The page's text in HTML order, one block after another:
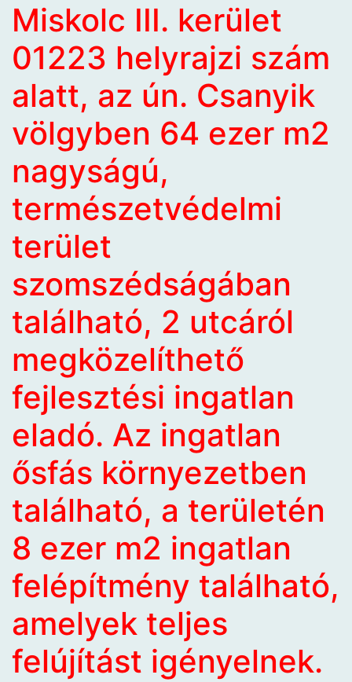
Miskolc III. kerület
01223 helyrajzi szám
alatt, az ún. Csanyik
völgyben 64 ezer m2
nagyságú,
természetvédelmi
terület
szomszédságában
található, 2 utcáról
megközelíthető
fejlesztési ingatlan
eladó. Az ingatlan
ősfás környezetben
található, a területén
8 ezer m2 ingatlan
felépítmény található,
amelyek teljes
felújítást igényelnek.